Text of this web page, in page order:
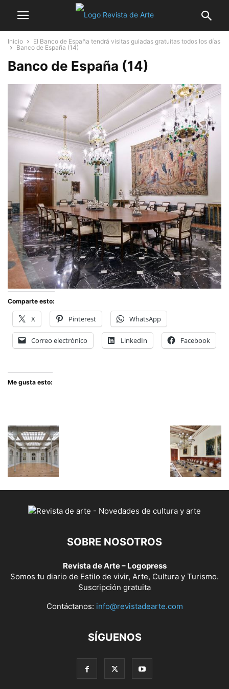
Inicio
El Banco de España tendrá visitas guiadas gratuitas todos los días
Banco de España (14)
Banco de España (14)
Comparte esto:
X Pinterest WhatsApp
Correo electrónico LinkedIn Facebook
Me gusta esto:
SOBRE NOSOTROS
Revista de Arte – Logopress
Somos tu diario de Estilo de vivir, Arte, Cultura y Turismo.
Suscripción gratuita
Contáctanos: info@revistadearte.com
SÍGUENOS